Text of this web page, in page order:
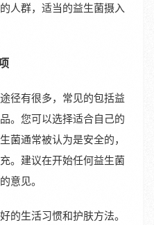
人群，适当的益生菌摄入
径有很多，常见的包括益
。您可以选择适合自己的
菌通常被认为是安全的，
。建议在开始任何益生菌
意见。
的生活习惯和护肤方法。